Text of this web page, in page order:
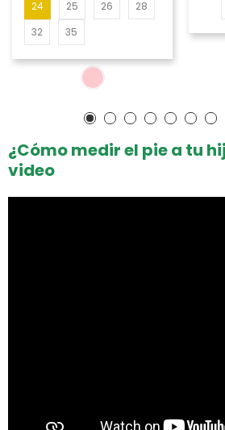
24 25 26
28
32
35
¿Cómo medir el pie a tu
video